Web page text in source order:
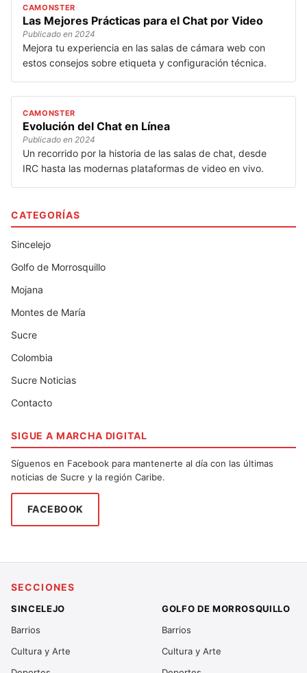
CAMONSTER
Las Mejores Prácticas para el Chat por Video
Publicado en 2024
Mejora tu experiencia en las salas de cámara web con
estos consejos sobre etiqueta y configuración técnica.
CAMONSTER
Evolución del Chat en Línea
Publicado en 2024
Un recorrido por la historia de las salas de chat, desde
IRC hasta las modernas plataformas de video en vivo.
CATEGORÍAS
Sincelejo
Golfo de Morrosquillo
Mojana
Montes de María
Sucre
Colombia
Sucre Noticias
Contacto
SIGUE A MARCHA DIGITAL
Síguenos en Facebook para mantenerte al día con las últimas
noticias de Sucre y la región Caribe.
FACEBOOK
SECCIONES
SINCELEJO
Barrios
Cultura y Arte
GOLFO DE MORROSQUILLO
Barrios
Cultura y Arte